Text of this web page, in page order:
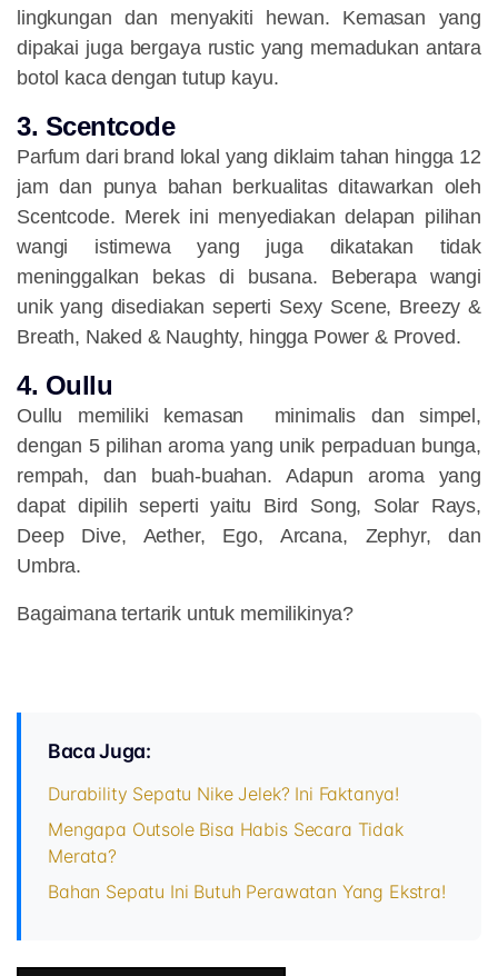
lingkungan dan menyakiti hewan. Kemasan yang
dipakai juga bergaya rustic yang memadukan antara
botol kaca dengan tutup kayu.
3. Scentcode
Parfum dari brand lokal yang diklaim tahan hingga 12
jam dan punya bahan berkualitas ditawarkan oleh
Scentcode. Merek ini menyediakan delapan pilihan
wangi istimewa yang juga dikatakan tidak
meninggalkan bekas di busana. Beberapa wangi
unik yang disediakan seperti Sexy Scene, Breezy &
Breath, Naked & Naughty, hingga Power & Proved.
4. Oullu
Oullu memiliki kemasan minimalis dan simpel,
dengan 5 pilihan aroma yang unik perpaduan bunga,
rempah, dan buah-buahan. Adapun aroma yang
dapat dipilih seperti yaitu Bird Song, Solar Rays,
Deep Dive, Aether, Ego, Arcana, Zephyr, dan
Umbra.
Bagaimana tertarik untuk memilikinya?
Baca Juga:
Durability Sepatu Nike Jelek? Ini Faktanya!
Mengapa Outsole Bisa Habis Secara Tidak
Merata?
Bahan Sepatu Ini Butuh Perawatan Yang Ekstra!